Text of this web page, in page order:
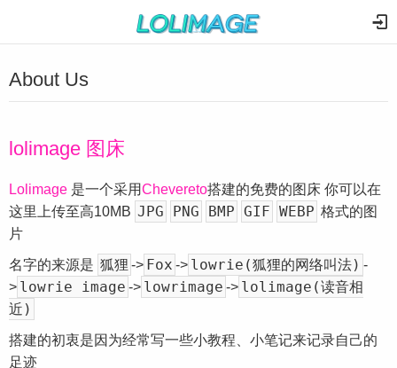
About Us
lolimage 图床
Lolimage 是一个采用Chevereto搭建的免费的图床 你可以在
这里上传至高10MB JPG PNG BMP GIF WEBP 格式的图
片
名字的来源是 狐狸 -> Fox -> lowrie(狐狸的网络叫法) -
> lowrie image -> lowrimage -> lolimage(读音相
近)
搭建的初衷是因为经常写一些小教程、小笔记来记录自己的
足迹